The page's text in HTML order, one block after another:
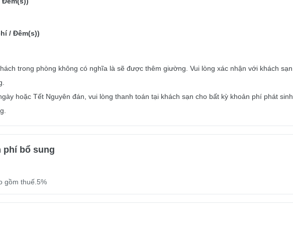
/ Đêm(s))
trong phòng không có nghĩa là sẽ được thêm giường. Vui lòng xác nhận với khách sạn
hoặc Tết Nguyên đán, vui lòng thanh toán tại khách sạn cho bất kỳ khoản phí phát sinh
phí bổ sung
gồm thuế.5%